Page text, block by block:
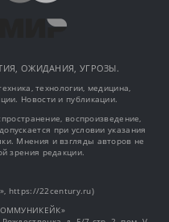
ОЖИДАНИЯ, УГРОЗЫ.
технологии, медицина,
Новости и публикации.
воспроизведение,
при условии указания
Мнения и взгляды авторов не
зрения редакции.
https://22century.ru)